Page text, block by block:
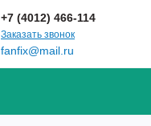
+7 (4012) 466-114
Заказать звонок
fanfix@mail.ru